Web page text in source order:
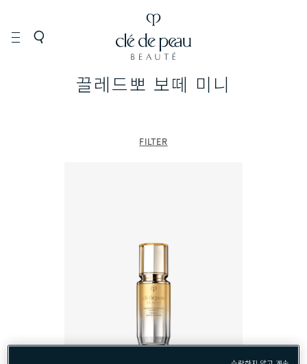
끌레드뽀 보떼 미니
FILTER